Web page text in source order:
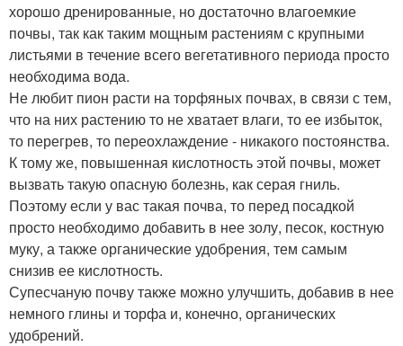
хорошо дренированные, но достаточно влагоемкие
почвы, так как таким мощным растениям с крупными
листьями в течение всего вегетативного периода просто
необходима вода.
Не любит пион расти на торфяных почвах, в связи с тем,
что на них растению то не хватает влаги, то ее избыток,
то перегрев, то переохлаждение - никакого постоянства.
К тому же, повышенная кислотность этой почвы, может
вызвать такую опасную болезнь, как серая гниль.
Поэтому если у вас такая почва, то перед посадкой
просто необходимо добавить в нее золу, песок, костную
муку, а также органические удобрения, тем самым
снизив ее кислотность.
Супесчаную почву также можно улучшить, добавив в нее
немного глины и торфа и, конечно, органических
удобрений.